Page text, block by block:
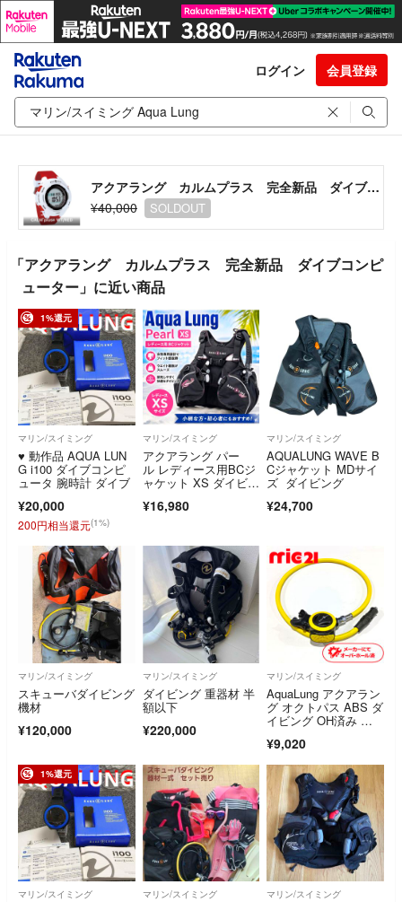
ログイン 会員登録
アクアラング カルムプラス 完全新品 ダイブコンピューター
¥40,000
SOLDOUT
「アクアラング カルムプラス 完全新品 ダイブコンピ
ューター」に近い商品
1%還元
マリン/スイミング
♥️ 動作品 AQUA LUN
G i100 ダイブコンピ
ュータ 腕時計 ダイブ
¥20,000
200円相当還元(1%)
マリン/スイミング
アクアラング パー
ル レディース用BCジ
ャケット XS ダイビン
¥16,980
マリン/スイミング
AQUALUNG WAVE B
Cジャケット MDサイ
ズ ダイビング
¥24,700
マリン/スイミング
スキューバダイビング
機材
¥120,000
マリン/スイミング
ダイビング 重器材 半
額以下
¥220,000
マリン/スイミング
AquaLung アクアラン
グ オクトパス ABS ダ
イビング OH済み 中
¥9,020
1%還元
マリン/スイミング マリン/スイミング マリン/スイミング